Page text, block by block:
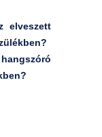
elveszett